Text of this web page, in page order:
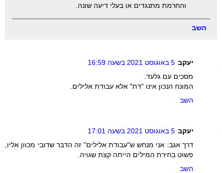
והחרמת מתנגדים או בעלי דיעה שונה.
השב
יעקב 5 באוגוסט 2021 בשעה 16:59
מסכים עם גלעד.
המונח הנכון אינו "דת" אלא עבודת אלילים.
השב
יעקב 5 באוגוסט 2021 בשעה 17:01
דרך אגב: אני מנחש ש"עבודת אלילים" זה הדבר שדובי מכוון אליו,
פשוט בחירת המילים הייתה קצת שגויה.
השב